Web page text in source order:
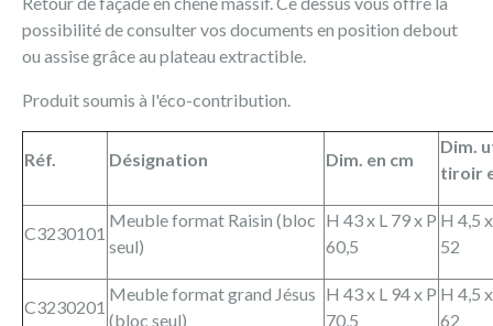
possibilité de consulter vos documents en position debout
ou assise grâce au plateau extractible.
Produit soumis à l'éco-contribution.
Réf. Désignation Dim. en cm
Dim.
tiroir
C3230101
Meuble format Raisin (bloc
seul)
H 43 x L 79 x P
60,5
H 4,5
52
C3230201
Meuble format grand Jésus
(bloc seul)
H 43 x L 94 x P
70,5
H 4,5
62